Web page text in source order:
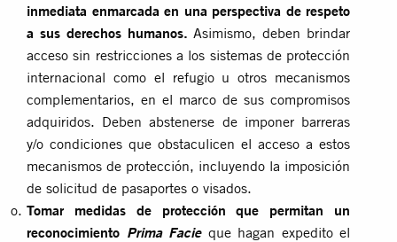
inmediata enmarcada en una perspectiva de respeto
a sus derechos humanos. Asimismo, deben brindar
acceso sin restricciones a los sistemas de protección
internacional como el refugio u otros mecanismos
complementarios, en el marco de sus compromisos
adquiridos. Deben abstenerse de imponer barreras
y/o condiciones que obstaculicen el acceso a estos
mecanismos de protección, incluyendo la imposición
de solicitud de pasaportes o visados.
Tomar medidas de protección que permitan un
reconocimiento Prima Facieque hagan expedito el